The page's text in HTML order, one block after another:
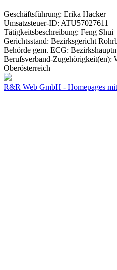
Geschäftsführung: Erika Hacker
Umsatzsteuer-ID: ATU57027611
Tätigkeitsbeschreibung: Feng Shui
Gerichtsstand: Bezirksgericht
Behörde gem. ECG:
Berufsverband-Zugehörigkeit(en):
Oberösterreich
R&R Web GmbH - Homepages